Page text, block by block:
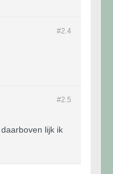
#2. 4
#2. 5
lijk ik